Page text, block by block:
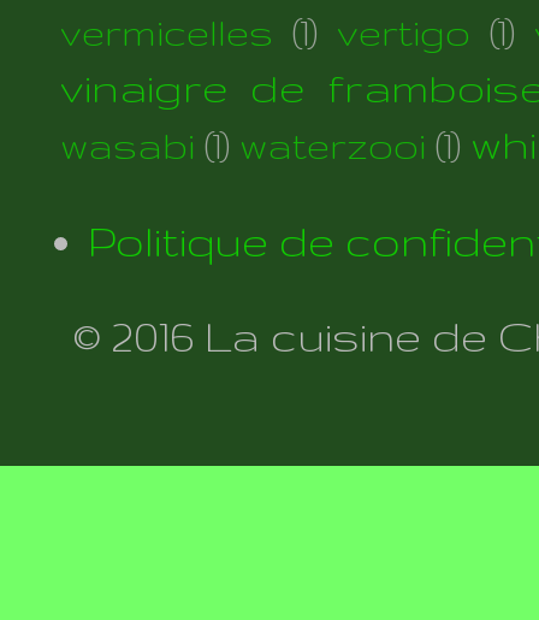
vermicelles (1) vertigo (1)
vinaigre de
wasabi (1) waterzooi (1)
Politique de
© 2016 La cuisine de